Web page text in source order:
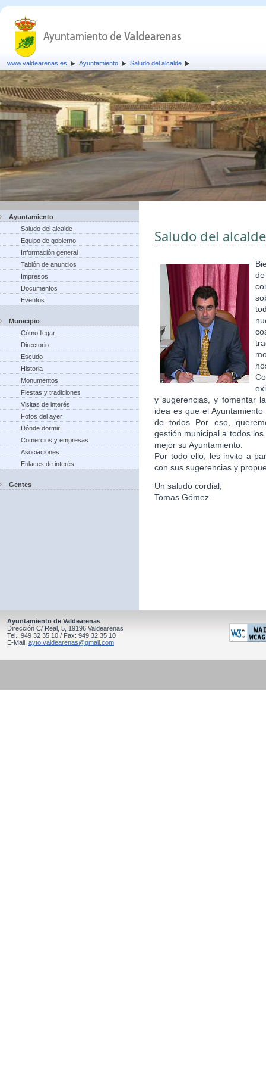
www.valdearenas.es Ayuntamiento Saludo del alcalde
Ayuntamiento
Saludo del alcalde
Equipo de gobierno
Información general
Tablón de anuncios
Impresos
Documentos
Eventos
Municipio
Cómo llegar
Directorio
Escudo
Historia
Monumentos
Fiestas y tradiciones
Visitas de interés
Fotos del ayer
Dónde dormir
Comercios y empresas
Asociaciones
Enlaces de interés
Gentes
Saludo del alcalde
y sugerencias, y fomentar
idea es que el
de todos Por eso,
gestión municipal a todos
mejor su Ayuntamiento.
Por todo ello, les invito a
con sus sugerencias y
Un saludo cordial,
Tomas Gómez.
Ayuntamiento de Valdearenas
Dirección C/ Real, 5, 19196 Valdearenas
Tel.: 949 32 35 10 / Fax: 949 32 35 10
E-Mail: ayto.valdearenas@gmail.com